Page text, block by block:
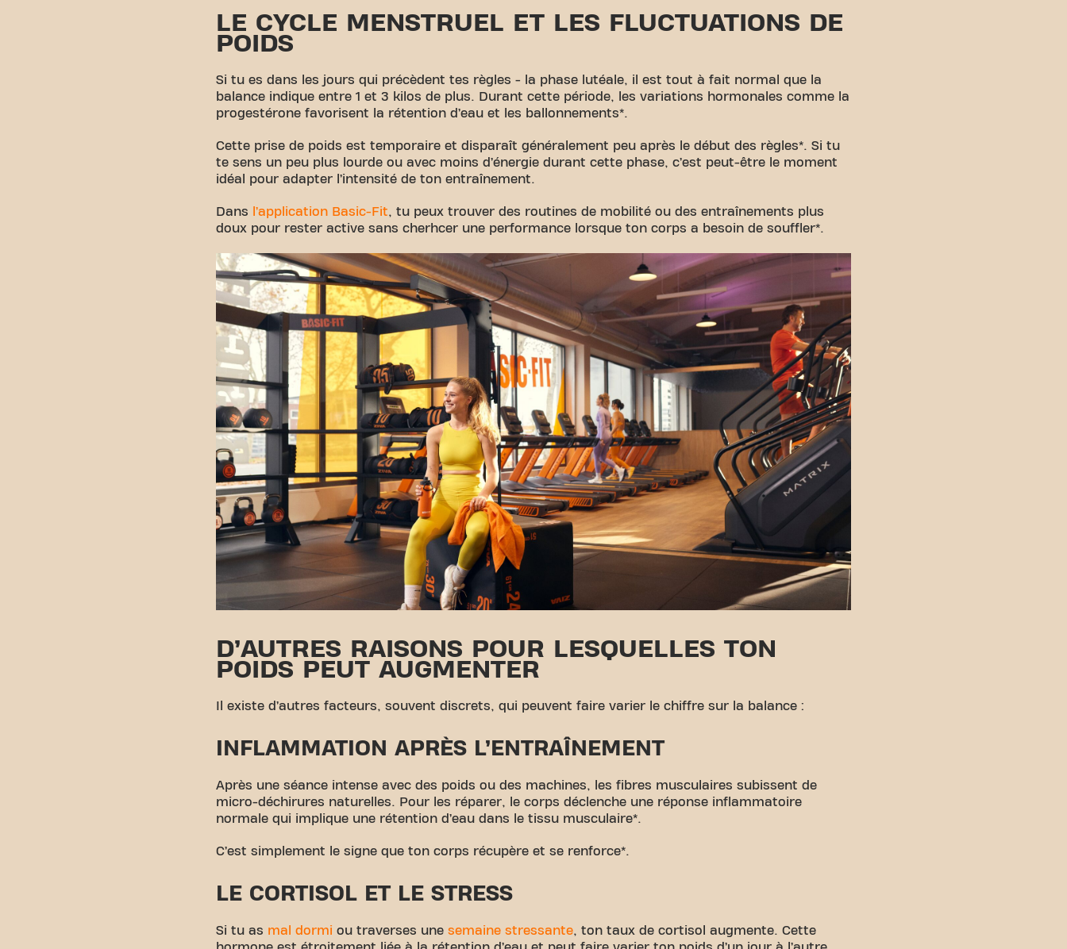
LE CYCLE MENSTRUEL ET LES FLUCTUATIONS DE
POIDS
Si tu es dans les jours qui précèdent tes règles - la phase lutéale, il est tout à fait normal que la
balance indique entre 1 et 3 kilos de plus. Durant cette période, les variations hormonales comme la
progestérone favorisent la rétention d’eau et les ballonnements*.
Cette prise de poids est temporaire et disparaît généralement peu après le début des règles*. Si tu
te sens un peu plus lourde ou avec moins d’énergie durant cette phase, c’est peut-être le moment
idéal pour adapter l’intensité de ton entraînement.
Dans l’application Basic-Fit, tu peux trouver des routines de mobilité ou des entraînements plus
doux pour rester active sans cherhcer une performance lorsque ton corps a besoin de souffler*.
D’AUTRES RAISONS POUR LESQUELLES TON
POIDS PEUT AUGMENTER
Il existe d’autres facteurs, souvent discrets, qui peuvent faire varier le chiffre sur la balance :
INFLAMMATION APRÈS L’ENTRAÎNEMENT
Après une séance intense avec des poids ou des machines, les fibres musculaires subissent de
micro-déchirures naturelles. Pour les réparer, le corps déclenche une réponse inflammatoire
normale qui implique une rétention d’eau dans le tissu musculaire*.
C’est simplement le signe que ton corps récupère et se renforce*.
LE CORTISOL ET LE STRESS
Si tu as mal dormi ou traverses une semaine stressante, ton taux de cortisol augmente. Cette